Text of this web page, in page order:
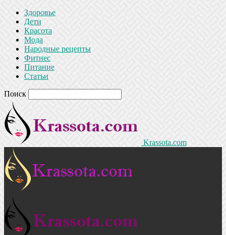
Здоровье
Дети
Красота
Мода
Народные рецепты
Фитнес
Питание
Статьи
Поиск
Krassota.com